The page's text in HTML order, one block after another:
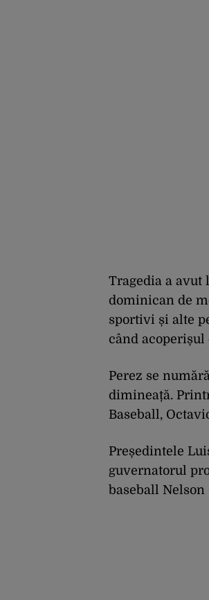
Tragedia a
dominican de
sportivi și alte
când
Perez se
dimineață.
Baseball,
Președintele
guvernatorul
baseball Nelson